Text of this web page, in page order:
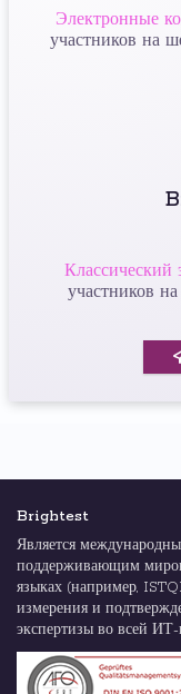
Электронные
участников на
Классический
участников
Brightest
Является
поддерживающим
языках (например,
измерения и
экспертизы во всей